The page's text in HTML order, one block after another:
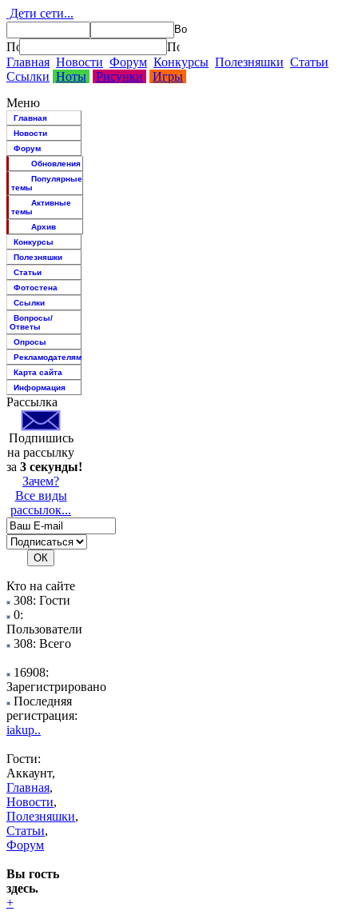
Дети сети...
Главная Новости Форум Конкурсы Полезняшки Статьи
Ссылки Ноты Рисунки
Игры
Меню
Главная
Новости
Форум
Обновления
Популярные
темы
Активные
темы
Архив
Конкурсы
Полезняшки
Статьи
Фотостена
Ссылки
Вопросы/
Ответы
Опросы
Рекламодателям
Карта сайта
Информация
Рассылка
Подпишись
на рассылку
за 3 секунды!
Зачем?
Все виды
рассылок...
Кто на сайте
308: Гости
0:
Пользователи
308: Всего
16908:
Зарегистрировано
Последняя
регистрация:
iakup..
Гости:
Аккаунт,
Главная,
Новости,
Полезняшки,
Статьи,
Форум
Вы гость
здесь.
+